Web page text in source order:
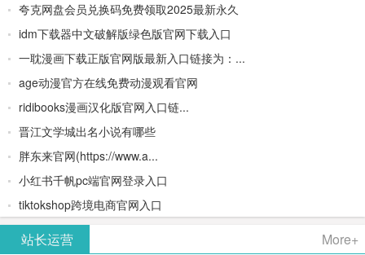
新AI图像
生成器
成
Doubao-
1.5-pro与
PPT
夸克网盘会员兑换码免费领取2025最新永久
idm下载器中文破解版绿色版官网下载入口
一耽漫画下载正版官网版最新入口链接为：...
age动漫官方在线免费动漫观看官网
ridibooks漫画汉化版官网入口链...
晋江文学城出名小说有哪些
胖东来官网(https://www.a...
小红书千帆pc端官网登录入口
tiktokshop跨境电商官网入口
站长运营 More+